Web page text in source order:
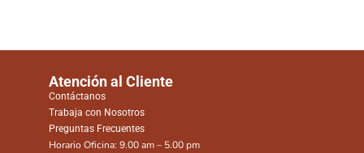
Atención al Cliente
Contáctanos
Trabaja con Nosotros
Preguntas Frecuentes
Horario Oficina: 9.00 am – 5.00 pm